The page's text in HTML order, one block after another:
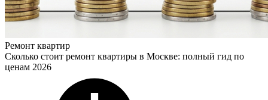
Ремонт квартир
Сколько стоит ремонт квартиры в Москве: полный гид по
ценам 2026